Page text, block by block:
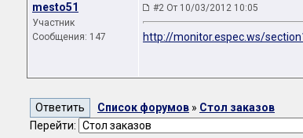
mesto51
Участник
Сообщения: 147
#2 От 10/03/2012 10:05
http://monitor.espec.ws/
Список форумов » Стол заказов
Перейти: